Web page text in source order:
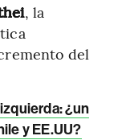
, la
del
¿un
y EE.UU?